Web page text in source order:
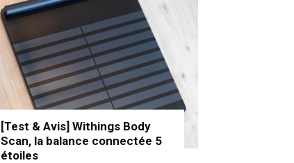
[Test & Avis] Withings Body
Scan, la balance connectée 5
étoiles